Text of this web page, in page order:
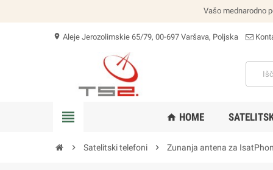
Vašo mednarodno
location_on Aleje Jerozolimskie 65/79, 00-697 Varšava, Poljska
view_headline home HOME
chevron_right Satelitski telefoni chevron_right Zunanja antena za